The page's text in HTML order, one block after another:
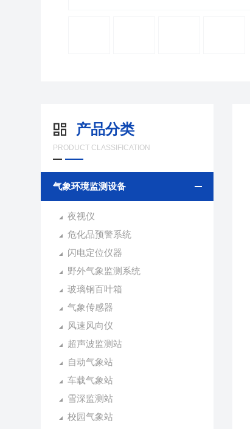
产品分类
PRODUCT CLASSIFICATION
气象环境监测设备
夜视仪
危化品预警系统
闪电定位仪器
野外气象监测系统
玻璃钢百叶箱
气象传感器
风速风向仪
超声波监测站
自动气象站
车载气象站
雪深监测站
校园气象站